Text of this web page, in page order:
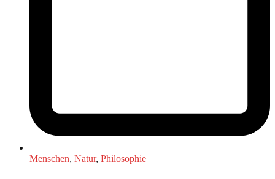
Menschen, Natur, Philosophie